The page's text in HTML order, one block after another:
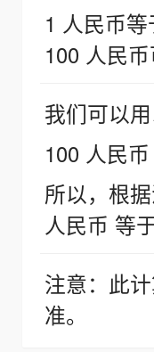
1 人民币
100 人民
我们可以
100 人民
所以，根
人民币 等
注意：此
准。